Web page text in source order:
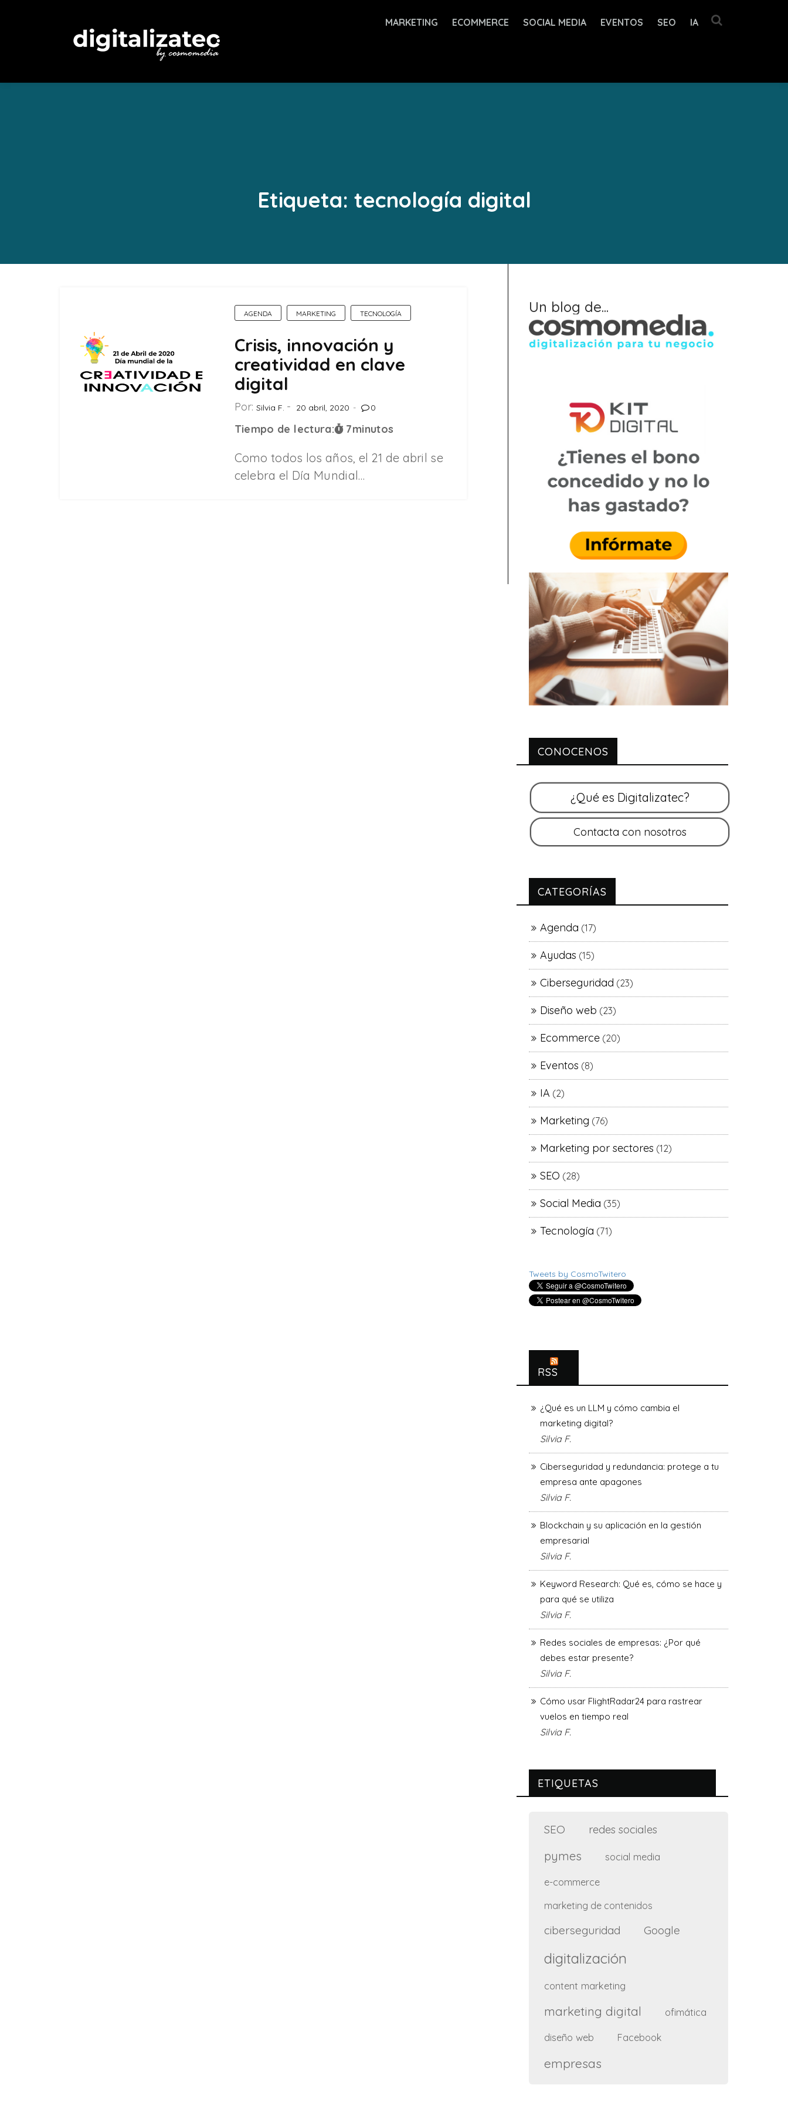
MARKETING ECOMMERCE SOCIAL MEDIA EVENTOS SEO IA
Etiqueta: tecnología digital
AGENDA MARKETING TECNOLOGÍA
Crisis, innovación y
creatividad en clave
digital
Por: Silvia F. 20 abril, 2020 0
Tiempo de lectura: 7minutos
Como todos los años, el 21 de abril se
celebra el Día Mundial…
Un blog de...
CONOCENOS
CATEGORÍAS
Agenda (17)
Ayudas (15)
Ciberseguridad (23)
Diseño web (23)
Ecommerce (20)
Eventos (8)
IA (2)
Marketing (76)
Marketing por sectores (12)
SEO (28)
Social Media (35)
Tecnología (71)
Tweets by CosmoTwitero
RSS
¿Qué es un LLM y cómo cambia el
marketing digital?
Silvia F.
Ciberseguridad y redundancia: protege a tu
empresa ante apagones
Silvia F.
Blockchain y su aplicación en la gestión
empresarial
Silvia F.
Keyword Research: Qué es, cómo se hace y
para qué se utiliza
Silvia F.
Redes sociales de empresas: ¿Por qué
debes estar presente?
Silvia F.
Cómo usar FlightRadar24 para rastrear
vuelos en tiempo real
Silvia F.
ETIQUETAS
SEO redes sociales
pymes social media
e-commerce
marketing de contenidos
ciberseguridad Google
digitalización
content marketing
marketing digital ofimática
diseño web Facebook
empresas